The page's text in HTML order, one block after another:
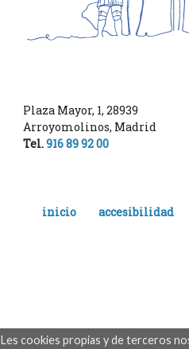
Les cookies propias y de terceros
Plaza Mayor, 1, 28939
Arroyomolinos, Madrid
Tel.916 89 92 00
inicio accesibilidad